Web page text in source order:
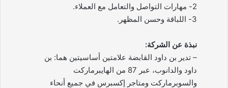
2- مهارات التواصل والتعامل مع العملاء.
3- اللباقة وحسن المظهر.
نبذة عن الشركة:
– تدير بن داود القابضة علامتين أساسيتين هما: بن
داود والدانوب، عبر 87 من الهايبرماركت
والسوبرماركت ومتاجر إكسبرس في جميع أنحاء